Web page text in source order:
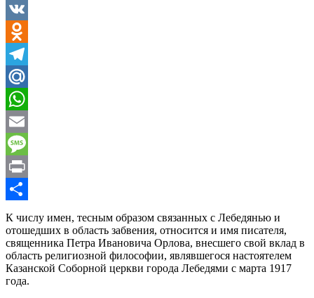
VK
Odnoklassniki
Telegram
Mail.Ru
WhatsApp
Email
Message
Print
Отправить
К числу имен, тесным образом связанных с Лебедянью и
отошедших в область забвения, относится и имя писателя,
священника Петра Ивановича Орлова, внесшего свой вклад в
область религиозной филосо­фии, являвшегося настоятелем
Казанской Соборной церкви города Лебедями с марта 1917
года.